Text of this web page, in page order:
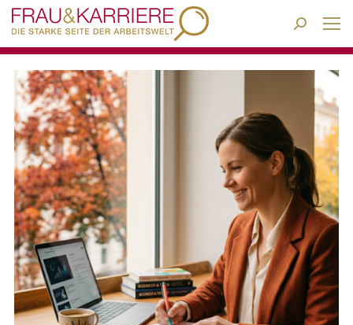
Search: